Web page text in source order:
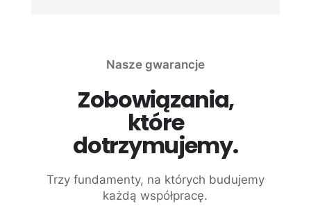
Nasze gwarancje
Zobowiązania,
które
dotrzymujemy.
Trzy fundamenty, na których budujemy
każdą współpracę.